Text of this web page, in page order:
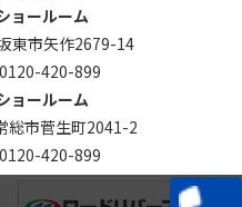
ョールーム
東市矢作2679-14
0120-420-899
ョールーム
市菅生町2041-2
0120-420-899